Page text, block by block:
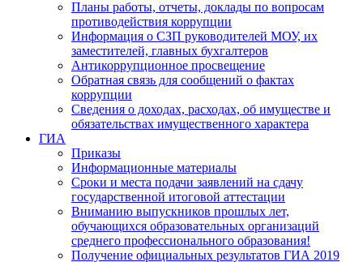
Планы работы, отчеты, доклады по вопросам
противодействия коррупции
Информация о СЗП руководителей МОУ, их
заместителей, главных бухгалтеров
Антикоррупционное просвещение
Обратная связь для сообщений о фактах
коррупции
Сведения о доходах, расходах, об имуществе и
обязательствах имущественного характера
ГИА
Приказы
Информационные материалы
Сроки и места подачи заявлений на сдачу
государственной итоговой аттестации
Вниманию выпускников прошлых лет,
обучающихся образовательных организаций
среднего профессионального образования!
Получение официальных результатов ГИА 2019